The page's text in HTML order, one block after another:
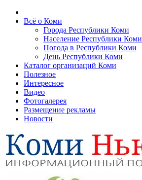
Всё о Коми
Города Республики Коми
Население Республики Коми
Погода в Республики Коми
День Республики Коми
Каталог организаций Коми
Полезное
Интересное
Видео
Фотогалерея
Размещение рекламы
Новости